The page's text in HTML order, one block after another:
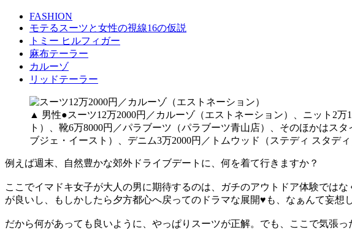
FASHION
モテるスーツと女性の視線16の仮説
トミー ヒルフィガー
麻布テーラー
カルーゾ
リッドテーラー
▲ 男性●スーツ12万2000円／カルーゾ（エストネーション）、ニット2
ト）、靴6万8000円／パラブーツ（パラブーツ青山店）、そのほかは
ブジェ・イースト）、デニム3万2000円／トムウッド（ステディ スタデ
例えば週末、自然豊かな郊外ドライブデートに、何を着て行きますか？
ここでイマドキ女子が大人の男に期待するのは、ガチのアウトドア体験では
が良いし、もしかしたら夕方都心へ戻ってのドラマな展開♥も、なぁんて妄想
だから何があっても良いように、やっぱりスーツが正解。でも、ここで気張